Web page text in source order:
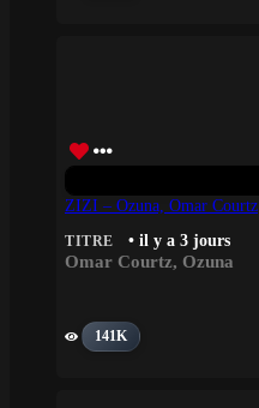
ZIZI – Ozuna, Omar Courtz
TITRE • il y a 3 jours
Omar Courtz, Ozuna
141K